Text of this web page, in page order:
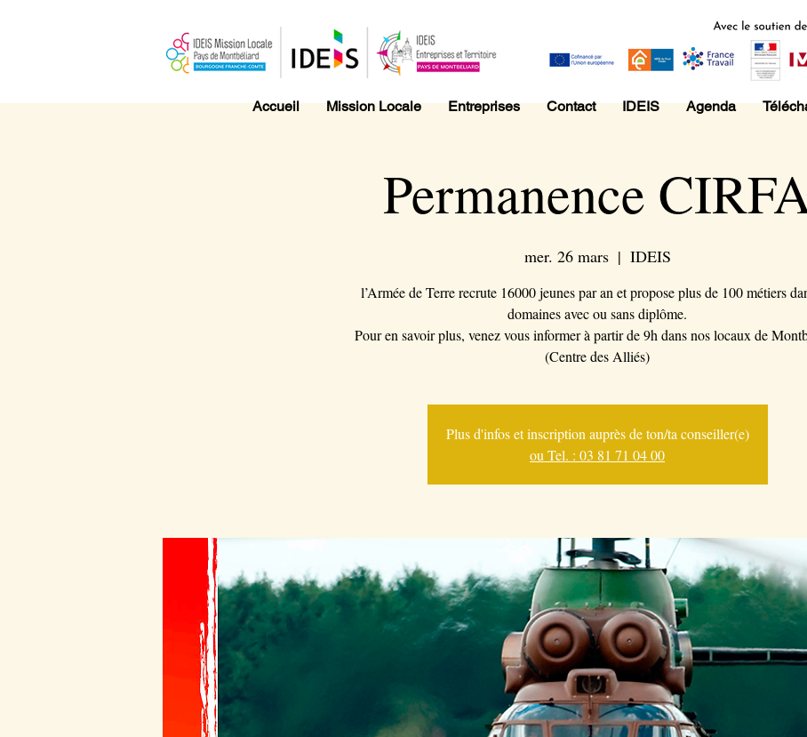
Permanence
mer. 26 mars
  |
IDEIS
l’Armée de Terre recrute 16000 jeunes par an et propose plus de 100 métiers
domaines avec ou sans diplôme.
Pour en savoir plus, venez vous informer à partir de 9h dans nos locaux de
Plus d'infos et inscription auprès de ton/ta conseiller(e)
ou Tel. : 03 81 71 04 00
Accueil Mission Locale Entreprises Contact IDEIS Agenda